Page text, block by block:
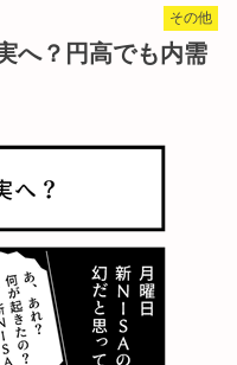
その他
へ？円高でも内需